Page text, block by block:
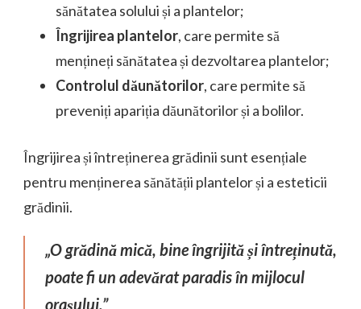
sănătatea solului și a plantelor;
Îngrijirea plantelor, care permite să
mențineți sănătatea și dezvoltarea plantelor;
Controlul dăunătorilor, care permite să
preveniți apariția dăunătorilor și a bolilor.
Îngrijirea și întreținerea grădinii sunt esențiale
pentru menținerea sănătății plantelor și a esteticii
grădinii.
„O grădină mică, bine îngrijită și întreținută,
poate fi un adevărat paradis în mijlocul
orașului.”